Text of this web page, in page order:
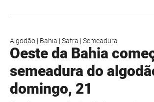
Algodão | Bahia | Safra | Semeadura
Oeste da Bahia
semeadura do
domingo, 21